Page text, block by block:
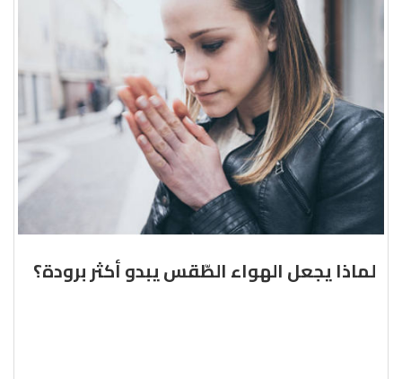
لماذا يجعل الهواء الطّقس يبدو أكثر برودة؟